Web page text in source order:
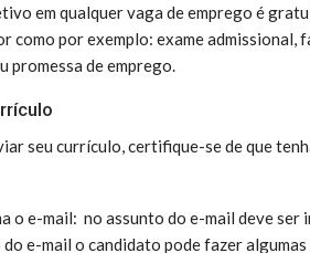
em qualquer vaga de emprego é
como por exemplo: exame
promessa de emprego.
seu currículo, certifique-se de que
o e-mail: no assunto do e-mail deve
e-mail o candidato pode fazer